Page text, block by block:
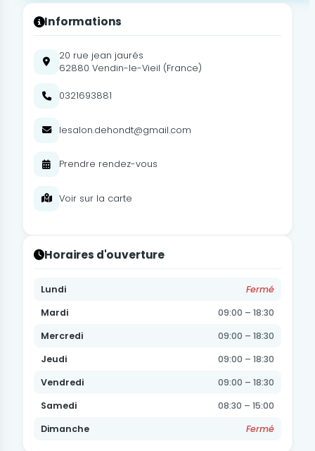
Informations
20 rue jean jaurés
62880 Vendin-le-Vieil (France)
0321693881
lesalon.dehondt@gmail.com
Prendre rendez-vous
Voir sur la carte
Horaires d'ouverture
Lundi
Fermé
Mardi
09:00 – 18:30
Mercredi
09:00 – 18:30
Jeudi
09:00 – 18:30
Vendredi
09:00 – 18:30
Samedi
08:30 – 15:00
Dimanche
Fermé